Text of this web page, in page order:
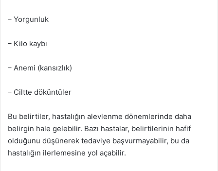
– Yorgunluk
– Kilo kaybı
– Anemi (kansızlık)
– Ciltte döküntüler
Bu belirtiler, hastalığın alevlenme dönemlerinde daha
belirgin hale gelebilir. Bazı hastalar, belirtilerinin hafif
olduğunu düşünerek tedaviye başvurmayabilir, bu da
hastalığın ilerlemesine yol açabilir.